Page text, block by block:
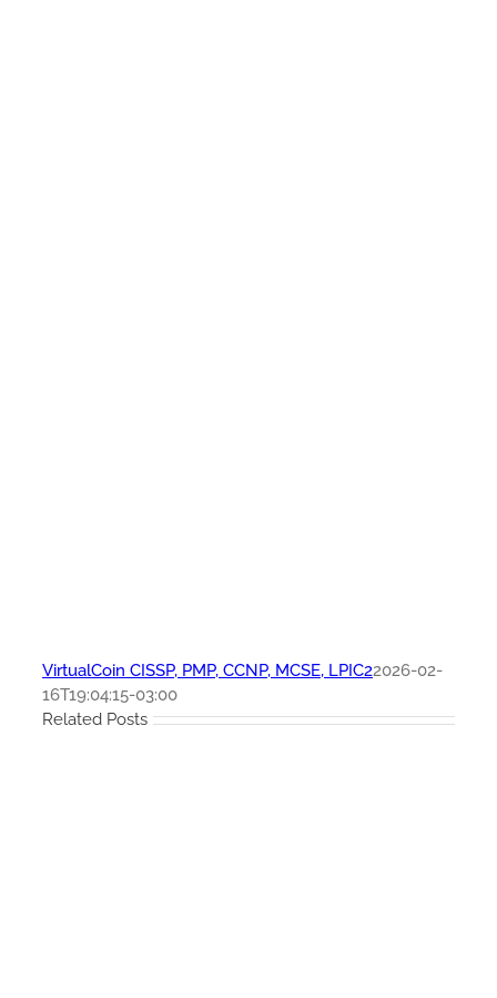
VirtualCoin CISSP, PMP, CCNP, MCSE, LPIC22026-02-
16T19:04:15-03:00
Related Posts